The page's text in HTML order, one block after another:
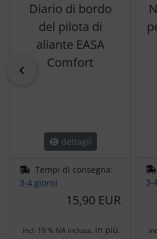
indietro
Diario di bordo
del pilota di
aliante EASA
Comfort
dettagli
Tempi di consegna:
3-4 giorni
15,90 EUR
incl. 19 % IVA inclusa. in più.
3-